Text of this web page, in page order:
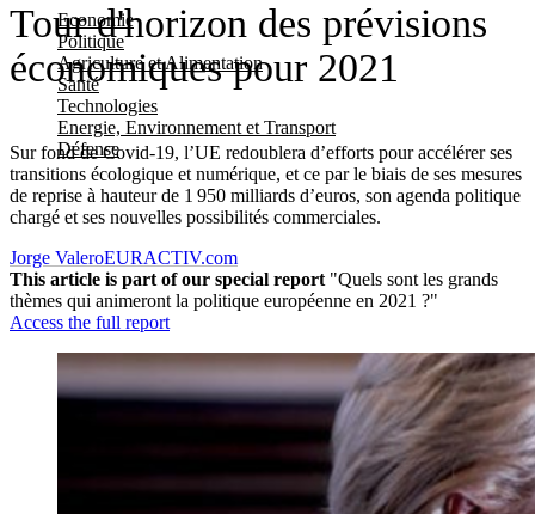
Economie
Politique
Agriculture et Alimentation
Santé
Technologies
Energie, Environnement et Transport
Défense
Tour d'horizon des prévisions
économiques pour 2021
Sur fond de Covid-19, l’UE redoublera d’efforts pour accélérer ses
transitions écologique et numérique, et ce par le biais de ses mesures
de reprise à hauteur de 1 950 milliards d’euros, son agenda politique
chargé et ses nouvelles possibilités commerciales.
Jorge ValeroEURACTIV.com
This article is part of our special report "Quels sont les grands
thèmes qui animeront la politique européenne en 2021 ?"
Access the full report